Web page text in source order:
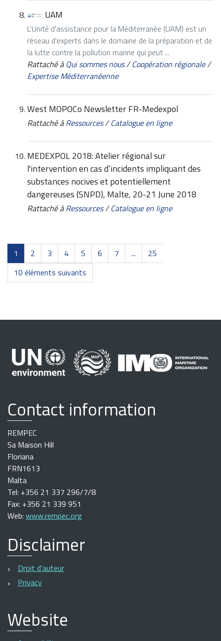
UAM
L'Unité d'assistance pour la Méditerranée (UAM) est un
réseau d'experts dans le domaine de la préparation et de
la lutte contre la pollution marine qui peut ...
Rattaché à Qui sommes nous/Coopération régionale/
Expertise Méditerranéenne
West MOPOCo Newsletter FR-Medexpol
Rattaché à Ressources/Catalogue en ligne
MEDEXPOL 2018: Atelier régional sur
l'intervention en cas d’incidents impliquant des
substances nocives et potentiellement
dangereuses (SNPD), Malte, 20-21 June 2018
Rattaché à Ressources/Catalogue en ligne
1 2 3 4 5 6 7 ...
25
10 éléments suivants
Contact information
REMPEC
Sa Maison Hill
Floriana
FRN1613
Malta
Tel: +356 21 337 296/7/8
Fax: +356 21 339 951
Web: www.rempec.org
Disclaimer
Droit d'auteur
Privacy
Website